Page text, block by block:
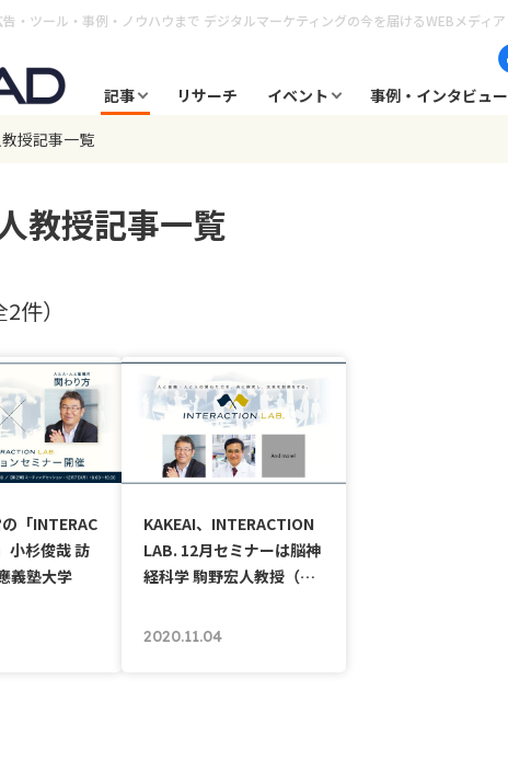
・ツール・事例・ノウハウまで デジタルマーケティングの今を届けるWEBメディア
記事 リサーチ イベント 事例・インタビュー
授記事一覧
教授記事一覧
件）
「INTERAC
小杉俊哉 訪
義塾大学
KAKEAI、INTERACTION
LAB. 12月セミナーは脳神
経科学 駒野宏人教授（…
2020.11.04